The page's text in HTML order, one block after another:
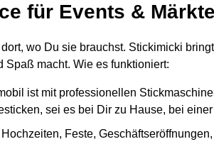
für Events & Märkte
wo Du sie brauchst. Stickimicki
Spaß macht. Wie es funktioniert:
ist mit professionellen
sei es bei Dir zu Hause, bei
Feste,